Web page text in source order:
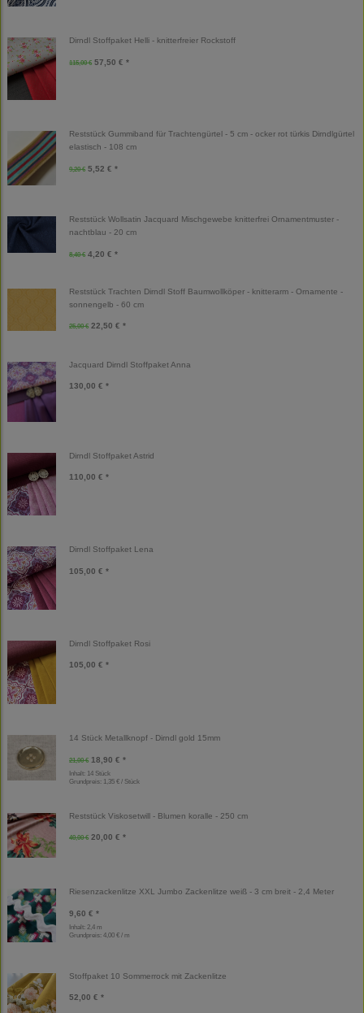
Dirndl Stoffpaket Helli - knitterfreier Rockstoff
115,00 € 57,50 € *
Reststück Gummiband für Trachtengürtel - 5 cm - ocker rot türkis Dirndlgürtel
elastisch - 108 cm
9,20 € 5,52 € *
Reststück Wollsatin Jacquard Mischgewebe knitterfrei Ornamentmuster -
nachtblau - 20 cm
8,40 € 4,20 € *
Reststück Trachten Dirndl Stoff Baumwollköper - knitterarm - Ornamente -
sonnengelb - 60 cm
25,00 € 22,50 € *
Jacquard Dirndl Stoffpaket Anna
130,00 € *
Dirndl Stoffpaket Astrid
110,00 € *
Dirndl Stoffpaket Lena
105,00 € *
Dirndl Stoffpaket Rosi
105,00 € *
14 Stück Metallknopf - Dirndl gold 15mm
21,00 € 18,90 € *
Inhalt: 14 Stück
Grundpreis: 1,35 € / Stück
Reststück Viskosetwill - Blumen koralle - 250 cm
40,00 € 20,00 € *
Riesenzackenlitze XXL Jumbo Zackenlitze weiß - 3 cm breit - 2,4 Meter
9,60 € *
Inhalt: 2,4 m
Grundpreis: 4,00 € / m
Stoffpaket 10 Sommerrock mit Zackenlitze
52,00 € *